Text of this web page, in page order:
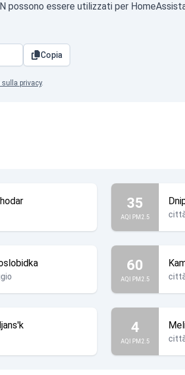
possono essere utilizzati per
Copia
sulla privacy.
35
AQI PM2.5
60
AQI PM2.5
4
AQI PM2.5